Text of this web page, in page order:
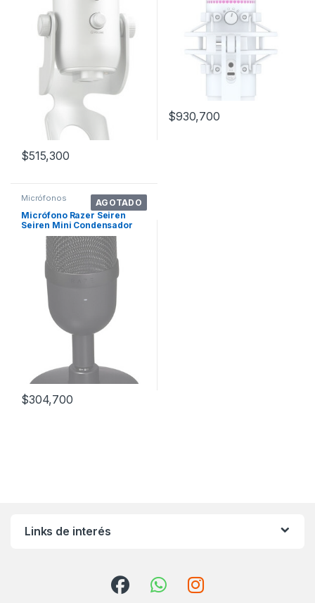
$515,300
$930,700
AGOTADO
Micrófonos
Micrófono Razer Seiren
Seiren Mini Condensador
Supercardioide Color Negro
Clásico
$304,700
Links de interés